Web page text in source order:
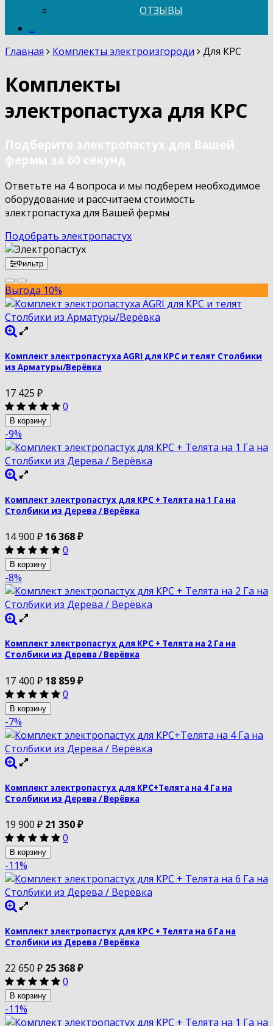
ОТЗЫВЫ
...
Главная
Комплекты электроизгороди Для КРС
Комплекты
электропастуха для КРС
Подберите электропастух для Вашей
фермы за 60 секунд
Ответьте на 4 вопроса и мы подберем необходимое
оборудование и рассчитаем стоимость
электропастуха для Вашей фермы
Подобрать электропастух
Фильтр
Выгода 10%
Комплект электропастуха AGRI для КРС и телят Столбики
из Арматуры/Верёвка
17 425 ₽
0
В корзину
-9%
Комплект электропастух для КРС + Телята на 1 Га на
Столбики из Дерева / Верёвка
14 900 ₽ 16 368₽
0
В корзину
-8%
Комплект электропастух для КРС + Телята на 2 Га на
Столбики из Дерева / Верёвка
17 400 ₽ 18 859₽
0
В корзину
-7%
Комплект электропастух для КРС+Телята на 4 Га на
Столбики из Дерева / Верёвка
19 900 ₽ 21 350₽
0
В корзину
-11%
Комплект электропастух для КРС + Телята на 6 Га на
Столбики из Дерева / Верёвка
22 650 ₽ 25 368₽
0
В корзину
-11%